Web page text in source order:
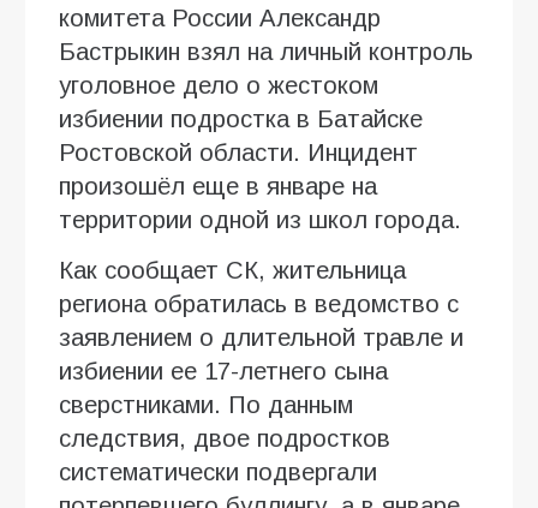
комитета России Александр
Бастрыкин взял на личный контроль
уголовное дело о жестоком
избиении подростка в Батайске
Ростовской области. Инцидент
произошёл еще в январе на
территории одной из школ города.
Как сообщает СК, жительница
региона обратилась в ведомство с
заявлением о длительной травле и
избиении ее 17-летнего сына
сверстниками. По данным
следствия, двое подростков
систематически подвергали